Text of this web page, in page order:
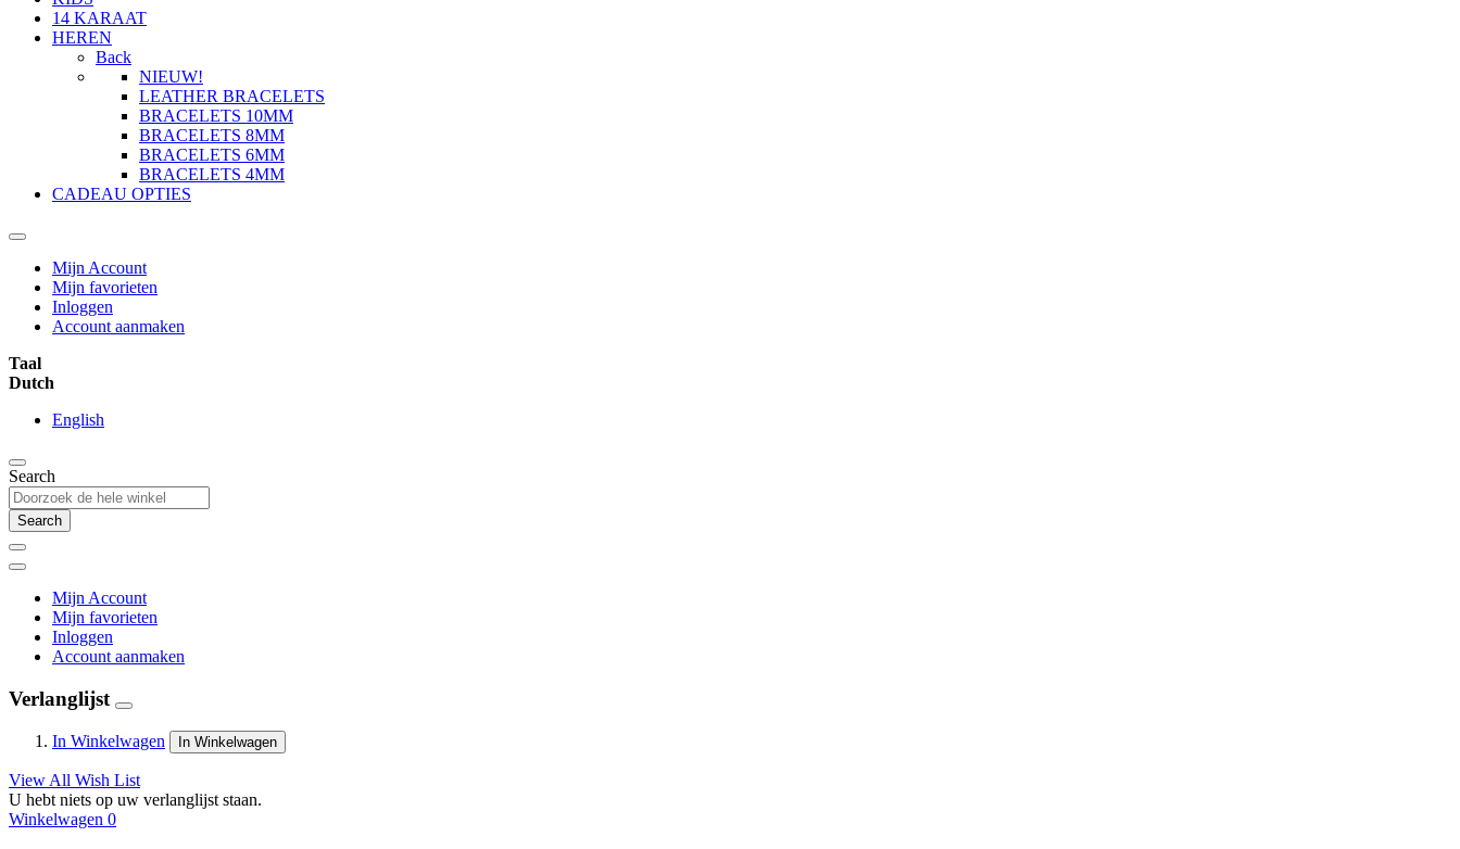
14 KARAAT
HEREN
Back
NIEUW!
LEATHER BRACELETS
BRACELETS 10MM
BRACELETS 8MM
BRACELETS 6MM
BRACELETS 4MM
CADEAU OPTIES
Mijn Account
Mijn favorieten
Inloggen
Account aanmaken
Taal
Dutch
English
Search
Search
Mijn Account
Mijn favorieten
Inloggen
Account aanmaken
Verlanglijst
In Winkelwagen In Winkelwagen
View All Wish List
U hebt niets op uw verlanglijst staan.
Winkelwagen 0